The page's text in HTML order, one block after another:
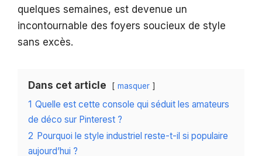
quelques semaines, est devenue un
incontournable des foyers soucieux de style
sans excès.
Dans cet article masquer
1 Quelle est cette console qui séduit les amateurs
de déco sur Pinterest ?
2 Pourquoi le style industriel reste-t-il si populaire
aujourd’hui ?